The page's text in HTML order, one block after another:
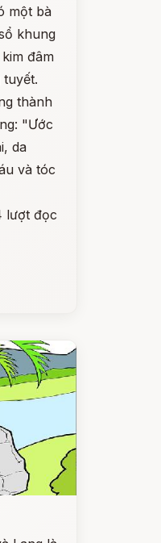
một bà
khung
đâm
tuyết.
thành
"Ước
da
và tóc
lượt đọc